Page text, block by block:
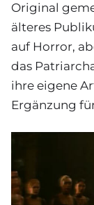
Original
älteres
auf Horror,
das
ihre eigene
Ergänzung